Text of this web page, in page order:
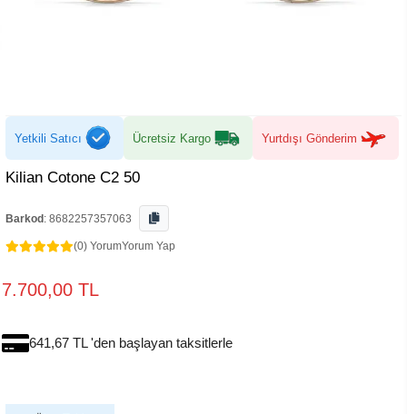
Yetkili Satıcı Ücretsiz Kargo Yurtdışı Gönderim
Kilian Cotone C2 50
Barkod : 8682257357063
(0) YorumYorum Yap
7.700,00 TL
641,67 TL 'den başlayan taksitlerle